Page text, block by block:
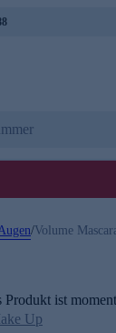
/Volume
Produkt ist
Up